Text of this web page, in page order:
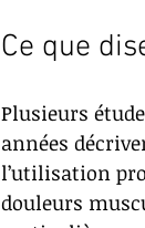
Ce que
Plusieurs
années
l’utilisation
douleurs